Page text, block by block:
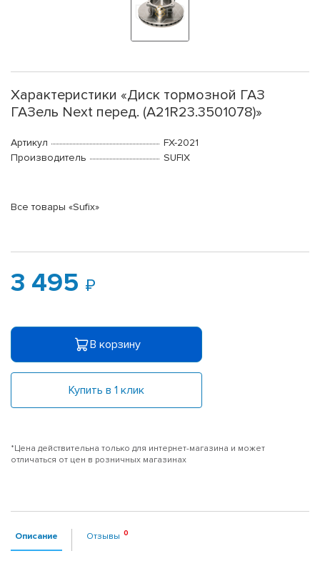
Характеристики «Диск тормозной ГАЗ
ГАЗель Next перед. (A21R23.3501078)»
Артикул
FX-2021
Производитель
SUFIX
Все товары «Sufix»
3 495
В корзину
Купить в 1 клик
*Цена действительна только для интернет-магазина и может
отличаться от цен в розничных магазинах
Описание Отзывы